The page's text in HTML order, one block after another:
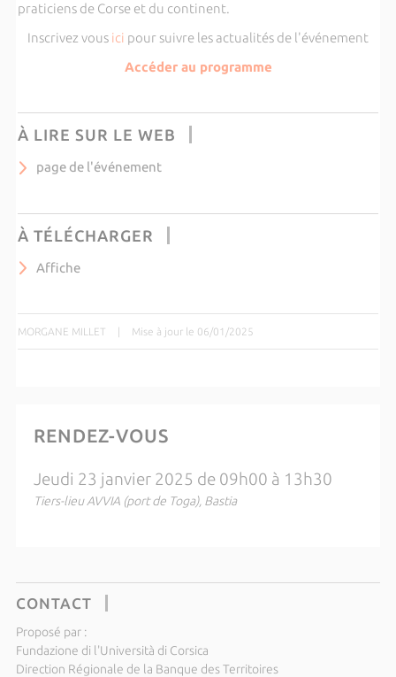
praticiens de Corse et du continent.
Inscrivez vous ici pour suivre les actualités de l'événement
Accéder au programme
À LIRE SUR LE WEB
page de l'événement
À TÉLÉCHARGER
Affiche
MORGANE MILLET | Mise à jour le 06/01/2025
RENDEZ-VOUS
Jeudi 23 janvier 2025 de 09h00 à 13h30
Tiers-lieu AVVIA (port de Toga), Bastia
CONTACT
Proposé par :
Fundazione di l'Università di Corsica
Direction Régionale de la Banque des Territoires